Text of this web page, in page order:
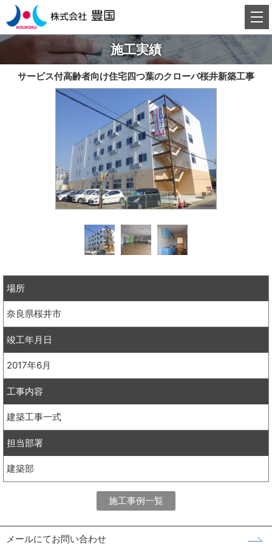
施工実績
サービス付高齢者向け住宅四つ葉のクローバ桜井新築工事
場所
奈良県桜井市
竣工年月日
2017年6月
工事内容
建築工事一式
担当部署
建築部
施工事例一覧
メールにてお問い合わせ